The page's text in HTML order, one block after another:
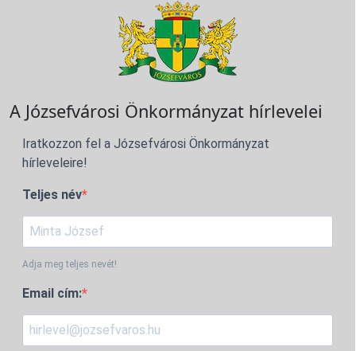
A Józsefvárosi Önkormányzat hírlevelei
Iratkozzon fel a Józsefvárosi Önkormányzat
hírleveleire!
Teljes név
Adja meg teljes nevét!
Email cím: